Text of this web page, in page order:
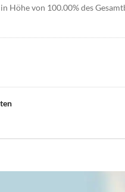
Höhe von 100.00% des